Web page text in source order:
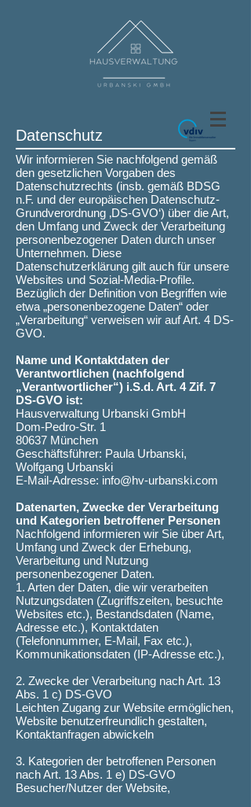
Datenschutz
Wir informieren Sie nachfolgend gemäß
den gesetzlichen Vorgaben des
Datenschutzrechts (insb. gemäß BDSG
n.F. und der europäischen Datenschutz-
Grundverordnung ‚DS-GVO‘) über die Art,
den Umfang und Zweck der Verarbeitung
personenbezogener Daten durch unser
Unternehmen. Diese
Datenschutzerklärung gilt auch für unsere
Websites und Sozial-Media-Profile.
Bezüglich der Definition von Begriffen wie
etwa „personenbezogene Daten“ oder
„Verarbeitung“ verweisen wir auf Art. 4 DS-
GVO.
Name und Kontaktdaten der
Verantwortlichen (nachfolgend
„Verantwortlicher“) i.S.d. Art. 4 Zif. 7
DS-GVO ist:
Hausverwaltung Urbanski GmbH
Dom-Pedro-Str. 1
80637 München
Geschäftsführer: Paula Urbanski,
Wolfgang Urbanski
E-Mail-Adresse: info@hv-urbanski.com
Datenarten, Zwecke der Verarbeitung
und Kategorien betroffener Personen
Nachfolgend informieren wir Sie über Art,
Umfang und Zweck der Erhebung,
Verarbeitung und Nutzung
personenbezogener Daten.
1. Arten der Daten, die wir verarbeiten
Nutzungsdaten (Zugriffszeiten, besuchte
Websites etc.), Bestandsdaten (Name,
Adresse etc.), Kontaktdaten
(Telefonnummer, E-Mail, Fax etc.),
Kommunikationsdaten (IP-Adresse etc.),
2. Zwecke der Verarbeitung nach Art. 13
Abs. 1 c) DS-GVO
Leichten Zugang zur Website ermöglichen,
Website benutzerfreundlich gestalten,
Kontaktanfragen abwickeln
3. Kategorien der betroffenen Personen
nach Art. 13 Abs. 1 e) DS-GVO
Besucher/Nutzer der Website,